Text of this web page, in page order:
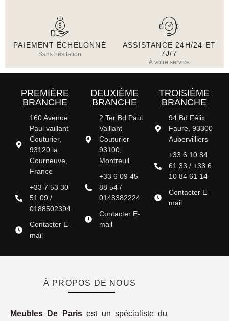
PAIEMENT ÉCHELONNÉ
Sans hésitation
ASSISTANCE 24H/24 ET
7J/7
À votre service
PREMIÈRE
BRANCHE
160 Avenue
Paul vaillant
Couturier,
93120 la
Courneuve,
France
+33 7 53 30
51 09 /
0188502394
Contacter E-
mail
DEUXIÈME
BRANCHE
2 Ter Bd Paul
Vaillant
Couturier
93100,
Montreuil
+33 6 09 45
88 54 /
0148382224
Contacter E-
mail
TROISIÈME
BRANCHE
94 Bd Félix
Faure, 93300
Aubervilliers
+33 6 10 84
61 33 / +33 6
10 84 61 14
Contacter E-
mail
À PROPOS DE NOUS
Meubles De Parisest un spécialiste du